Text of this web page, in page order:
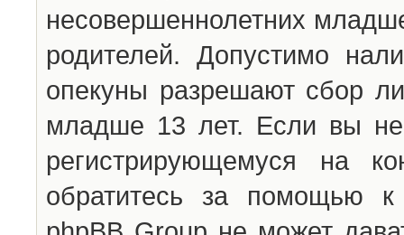
несовершеннолетних
родителей. Допустимо
опекуны разрешают сбор
младше 13 лет. Если вы
регистрирующемуся на
обратитесь за помощью к